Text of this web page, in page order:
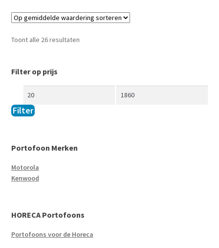
Toont alle 26 resultaten
Filter op prijs
Filter
Portofoon Merken
Motorola
Kenwood
HORECA Portofoons
Portofoons voor de Horeca